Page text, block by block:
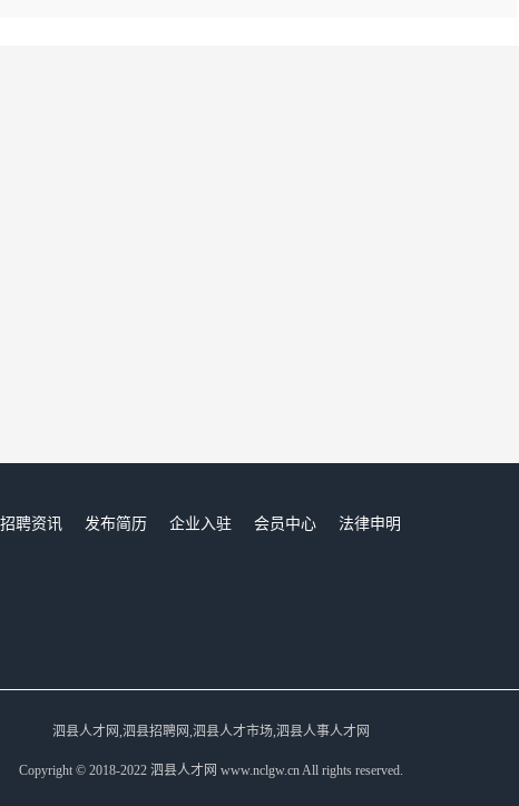
招聘资讯 发布简历 企业入驻 会员中心
法律申明
泗县人才网,泗县招聘网,泗县人才市场,泗县人事人才网
Copyright © 2018-2022 泗县人才网 www.nclgw.cn All rights reserved.